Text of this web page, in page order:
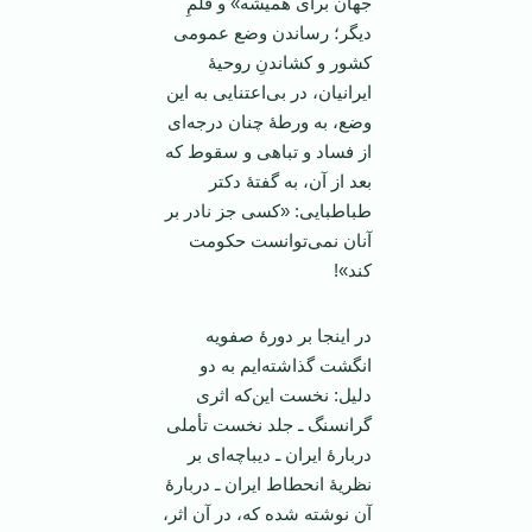
دیگر؛ رساندن وضع عمومی
کشور و کشاندنِ روحیۀ
ایرانیان، در بی‌اعتنایی به این
وضع، به ورطۀ چنان درجه‌ای
از فساد و تباهی و سقوط که
بعد از آن، به گفتۀ دکتر
طباطبایی: «کسی جز نادر بر
آنان نمی‌توانست حکومت
کند»!
در اینجا بر دورۀ صفویه
انگشت گذاشته‌ایم به دو
دلیل: نخست این‌که اثری
گرانسنگ ـ جلد نخست تأملی
دربارۀ ایران ـ دیباچه‌ای بر
نظریۀ انحطاط ایران ـ دربارۀ
آن نوشته شده که، در آن اثر،